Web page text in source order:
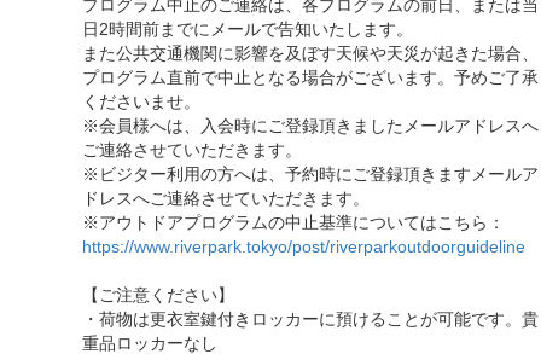
プログラム中止のご連絡は、各プログラムの前日、または当
日2時間前までにメールで告知いたします。
また公共交通機関に影響を及ぼす天候や天災が起きた場合、
プログラム直前で中止となる場合がございます。予めご了承
くださいませ。
※会員様へは、入会時にご登録頂きましたメールアドレスへ
ご連絡させていただきます。
※ビジター利用の方へは、予約時にご登録頂きますメールア
ドレスへご連絡させていただきます。
※アウトドアプログラムの中止基準についてはこちら：
https://www.riverpark.tokyo/post/riverparkoutdoorguideline
【ご注意ください】
・荷物は更衣室鍵付きロッカーに預けることが可能です。貴
重品ロッカーなし